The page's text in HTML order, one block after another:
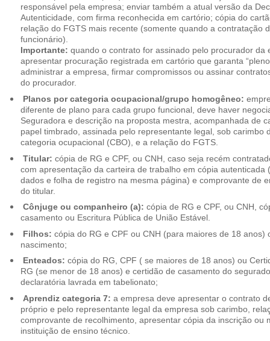
responsável pela empresa; enviar também a atual versão da
Autenticidade, com firma reconhecida em cartório; cópia do
relação do FGTS mais recente (somente quando a contratação
funcionário).
Importante: quando o contrato for assinado pelo procurador da
apresentar procuração registrada em cartório que garanta
administrar a empresa, firmar compromissos ou assinar
do procurador.
Planos por categoria ocupacional/grupo homogêneo:
diferente de plano para cada grupo funcional, deve haver
Seguradora e descrição na proposta mestra, acompanhada de
papel timbrado, assinada pelo representante legal, sob carimbo
categoria ocupacional (CBO), e a relação do FGTS.
Titular: cópia de RG e CPF, ou CNH, caso seja recém
com apresentação da carteira de trabalho em cópia autenticada
dados e folha de registro na mesma página) e comprovante de
do titular.
Cônjuge ou companheiro (a): cópia de RG e CPF, ou CNH,
casamento ou Escritura Pública de União Estável.
Filhos: cópia do RG e CPF ou CNH (para maiores de 18 anos)
nascimento;
Enteados: cópia do RG, CPF ( se maiores de 18 anos) ou
RG (se menor de 18 anos) e certidão de casamento do
declaratória lavrada em tabelionato;
Aprendiz categoria 7: a empresa deve apresentar o contrato
próprio e pelo representante legal da empresa sob carimbo,
comprovante de recolhimento, apresentar cópia da inscrição ou
instituição de ensino técnico.